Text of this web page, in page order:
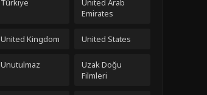
Türkiye
United Arab
Emirates
United Kingdom United States
Unutulmaz
Uzak Doğu
Filmleri